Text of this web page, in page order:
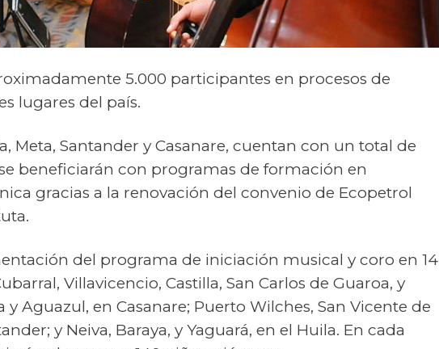
5.000 participantes en procesos de
lugares del país.
Meta, Santander y Casanare, cuentan con un total de
beneficiarán con programas de formación en
gracias a la renovación del convenio de Ecopetrol
del programa de iniciación musical y coro en 14
Villavicencio, Castilla, San Carlos de Guaroa, y
y Aguazul, en Casanare; Puerto Wilches, San Vicente de
y Neiva, Baraya, y Yaguará, en el Huila. En cada